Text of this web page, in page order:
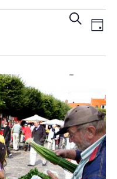
og
Søg
efter
Dag